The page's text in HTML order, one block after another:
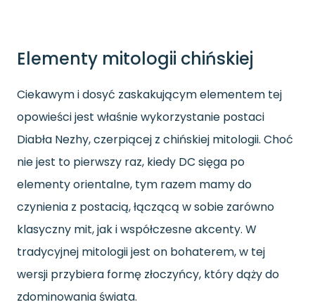
Elementy mitologii chińskiej
Ciekawym i dosyć zaskakującym elementem tej
opowieści jest właśnie wykorzystanie postaci
Diabła Nezhy, czerpiącej z chińskiej mitologii. Choć
nie jest to pierwszy raz, kiedy DC sięga po
elementy orientalne, tym razem mamy do
czynienia z postacią, łączącą w sobie zarówno
klasyczny mit, jak i współczesne akcenty. W
tradycyjnej mitologii jest on bohaterem, w tej
wersji przybiera formę złoczyńcy, który dąży do
zdominowania świata.